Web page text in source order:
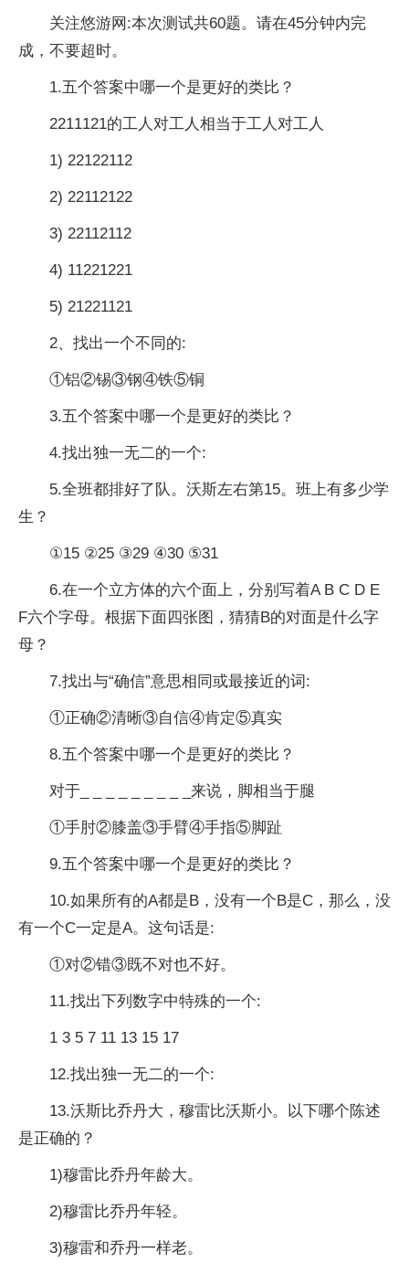
关注悠游网:本次测试共60题。请在45分钟内完
成，不要超时。
1.五个答案中哪一个是更好的类比？
2211121的工人对工人相当于工人对工人
1) 22122112
2) 22112122
3) 22112112
4) 11221221
5) 21221121
2、找出一个不同的:
①铝②锡③钢④铁⑤铜
3.五个答案中哪一个是更好的类比？
4.找出独一无二的一个:
5.全班都排好了队。沃斯左右第15。班上有多少学
生？
①15 ②25 ③29 ④30 ⑤31
6.在一个立方体的六个面上，分别写着A B C D E
F六个字母。根据下面四张图，猜猜B的对面是什么字
母？
7.找出与“确信”意思相同或最接近的词:
①正确②清晰③自信④肯定⑤真实
8.五个答案中哪一个是更好的类比？
对于_ _ _ _ _ _ _ _ _来说，脚相当于腿
①手肘②膝盖③手臂④手指⑤脚趾
9.五个答案中哪一个是更好的类比？
10.如果所有的A都是B，没有一个B是C，那么，没
有一个C一定是A。这句话是:
①对②错③既不对也不好。
11.找出下列数字中特殊的一个:
1 3 5 7 11 13 15 17
12.找出独一无二的一个:
13.沃斯比乔丹大，穆雷比沃斯小。以下哪个陈述
是正确的？
1)穆雷比乔丹年龄大。
2)穆雷比乔丹年轻。
3)穆雷和乔丹一样老。